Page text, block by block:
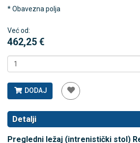
* Obavezna polja
Već od:
462,25 €
DODAJ
Detalji
Pregledni ležaj (intrenistički stol)